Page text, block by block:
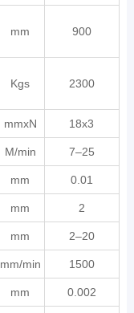
mm 900
Kgs 2300
mmxN 18x3
M/min 7–25
mm 0.01
mm 2
mm 2–20
mm/min 1500
mm 0.002